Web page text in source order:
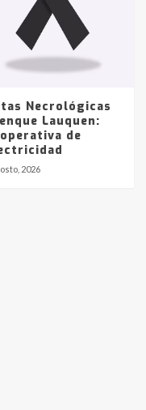
Necrológicas
Lauquen:
de
2026